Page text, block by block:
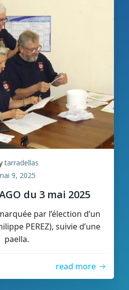
tarradellas
9, 2025
du 3 mai 2025
par l’élection d’un
PEREZ), suivie d’une
paella.
read more